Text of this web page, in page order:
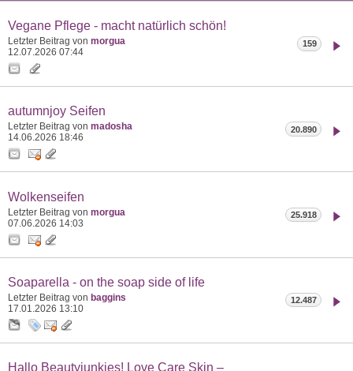
Vegane Pflege - macht natürlich schön!
Letzter Beitrag von morgua
12.07.2026 07:44
159
autumnjoy Seifen
Letzter Beitrag von madosha
14.06.2026 18:46
20.890
Wolkenseifen
Letzter Beitrag von morgua
07.06.2026 14:03
25.918
Soaparella - on the soap side of life
Letzter Beitrag von baggins
17.01.2026 13:10
12.487
Hallo Beautyjunkies! Love Care Skin –